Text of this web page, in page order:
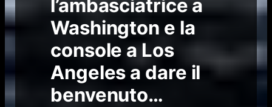
l’ambasciatrice a
Washington e la
console a Los
Angeles a dare il
benvenuto…